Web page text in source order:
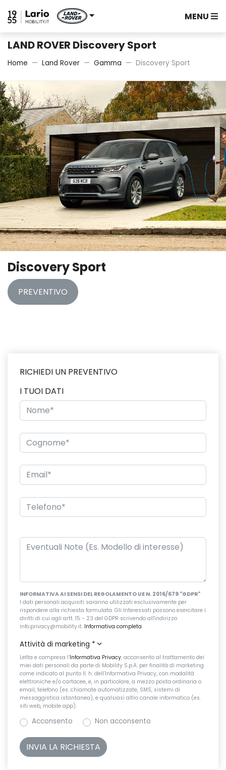
MENU
LAND ROVER Discovery Sport
Home Land Rover Gamma Discovery Sport
Discovery Sport
PREVENTIVO
RICHIEDI UN PREVENTIVO
I TUOI DATI
INFORMATIVA AI SENSI DEL REGOLAMENTO UE N. 2016/679 "GDPR"
I dati personali acquisiti saranno utilizzati esclusivamente per
rispondere alla richiesta formulata. Gli Interessati possono esercitare i
diritti di cui agli artt. 15 - 23 del GDPR scrivendo all'indirizzo
info.privacy@mobility.it. Informativa completa.
Attività di marketing *
Letta e compresa l’Informativa Privacy, acconsento al trattamento dei
miei dati personali da parte di Mobility S.p.A. per finalità di marketing
come indicato al punto II. h. dell’Informativa Privacy, con modalità
elettroniche e/o cartacee, e, in particolare, a mezzo posta ordinaria o
email, telefono (es. chiamate automatizzate, SMS, sistemi di
messaggistica istantanea), e qualsiasi altro canale informatico (es.
siti web, mobile app).
Acconsento Non acconsento